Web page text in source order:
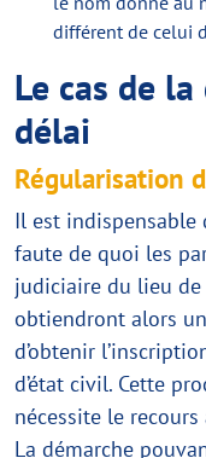
différent de celui
Le cas de
délai
Régularisation
Il est indispensable
faute de quoi les
judiciaire du lieu de
obtiendront alors
d’obtenir
d’état civil. Cette
nécessite le
La démarche